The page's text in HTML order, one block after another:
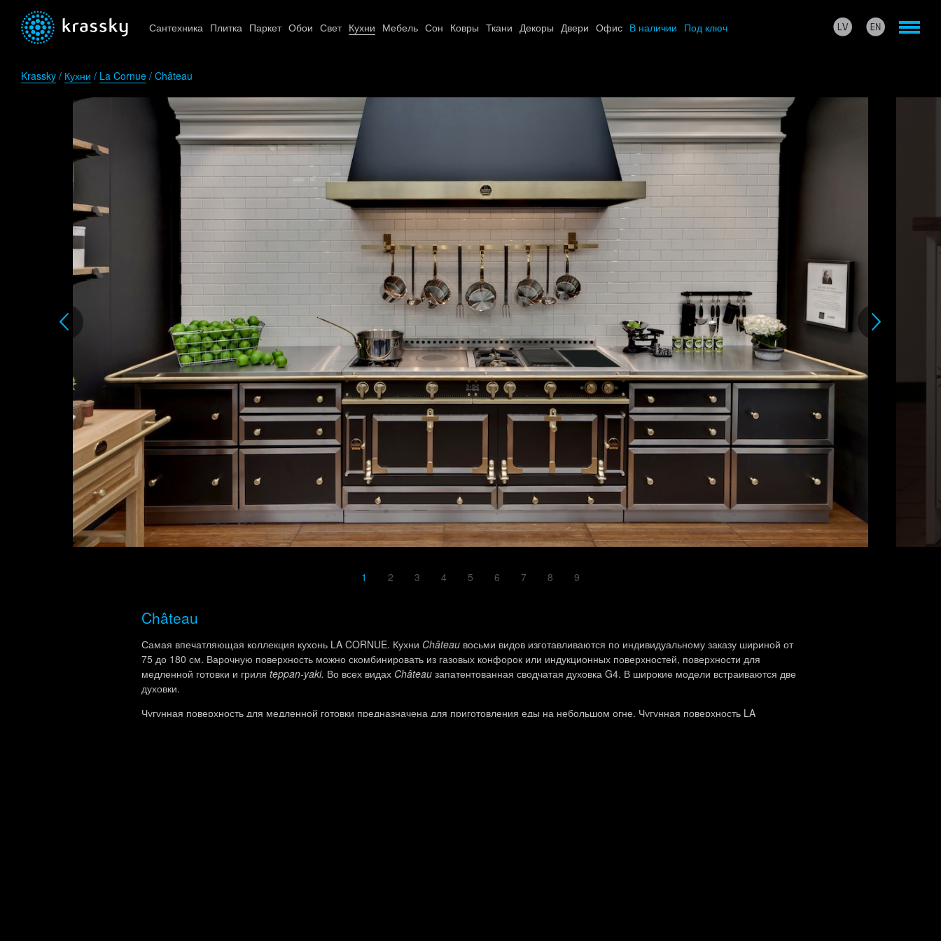
Сантехника Плитка Паркет Обои Свет Кухни Мебель Сон Ковры Ткани Декоры Двери Офис В наличии Под ключ
Krassky / Кухни / La Cornue / Château
1 2 3 4 5 6 7 8 9
Château
Самая впечатляющая коллекция кухонь LA CORNUE. Кухни Château восьми видов изготавливаются по индивидуальному заказу шириной от
75 до 180 см. Варочную поверхность можно скомбинировать из газовых конфорок или индукционных поверхностей, поверхности для
медленной готовки и гриля teppan-yaki. Во всех видах Château запатентованная сводчатая духовка G4. В широкие модели встраиваются две
духовки.
Чугунная поверхность для медленной готовки предназначена для приготовления еды на небольшом огне. Чугунная поверхность LA